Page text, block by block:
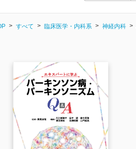
すべて 臨床医学・内科系 神経内科